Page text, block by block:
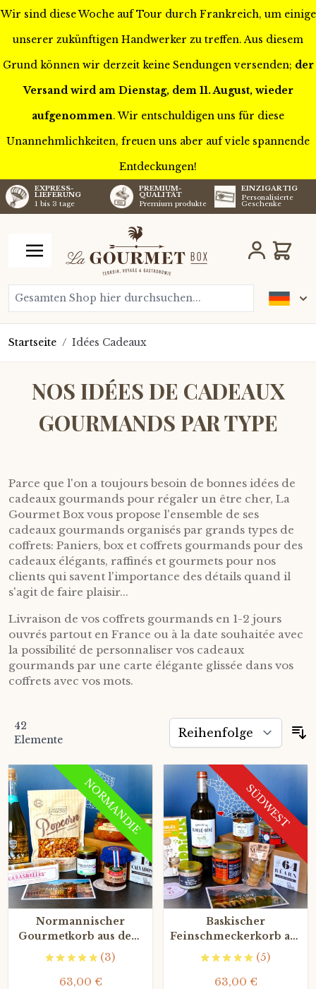
Wir sind diese Woche auf Tour durch Frankreich, um einige
unserer zukünftigen Handwerker zu treffen. Aus diesem
Grund können wir derzeit keine Sendungen versenden; der
Versand wird am Dienstag, dem 11. August, wieder
aufgenommen. Wir entschuldigen uns für diese
Unannehmlichkeiten, freuen uns aber auf viele spannende
Entdeckungen!
EXPRESS-
LIEFERUNG
1 bis 3 tage
PREMIUM-
QUALITÄT
Premium produkte
EINZIGARTIG
Personalisierte
Geschenke
Gesamten Shop hier durchsuchen...
Wagen
Startseite / Idées Cadeaux
NOS IDÉES DE CADEAUX
GOURMANDS PAR TYPE
Parce que l'on a toujours besoin de bonnes idées de
cadeaux gourmands pour régaler un être cher, La
Gourmet Box vous propose l'ensemble de ses
cadeaux gourmands organisés par grands types de
coffrets: Paniers, box et coffrets gourmands pour des
cadeaux élégants, raffinés et gourmets pour nos
clients qui savent l'importance des détails quand il
s'agit de faire plaisir...
Livraison de vos coffrets gourmands en 1-2 jours
ouvrés partout en France ou à la date souhaitée avec
la possibilité de personnaliser vos cadeaux
gourmands par une carte élégante glissée dans vos
coffrets avec vos mots.
42
Elemente
NORMANDIE
Normannischer
Gourmetkorb aus dem
Calvados(3)
63,00 €
SÜDWEST
Baskischer
Feinschmeckerkorb aus
dem Béarn
(5)
63,00 €